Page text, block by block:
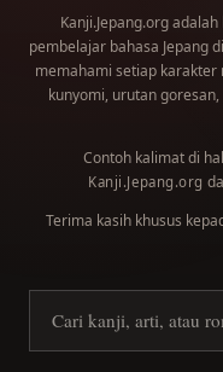
Kanji.Jepang.org
pembelajar bahasa Jepang
memahami setiap karakter
kunyomi, urutan
Contoh kalimat di
Kanji.Jepang.org
Terima kasih khusus
Cari kanji